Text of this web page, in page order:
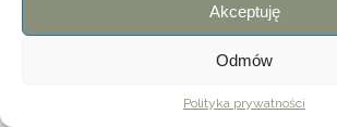
Akceptuję
Odmów
Polityka prywatności